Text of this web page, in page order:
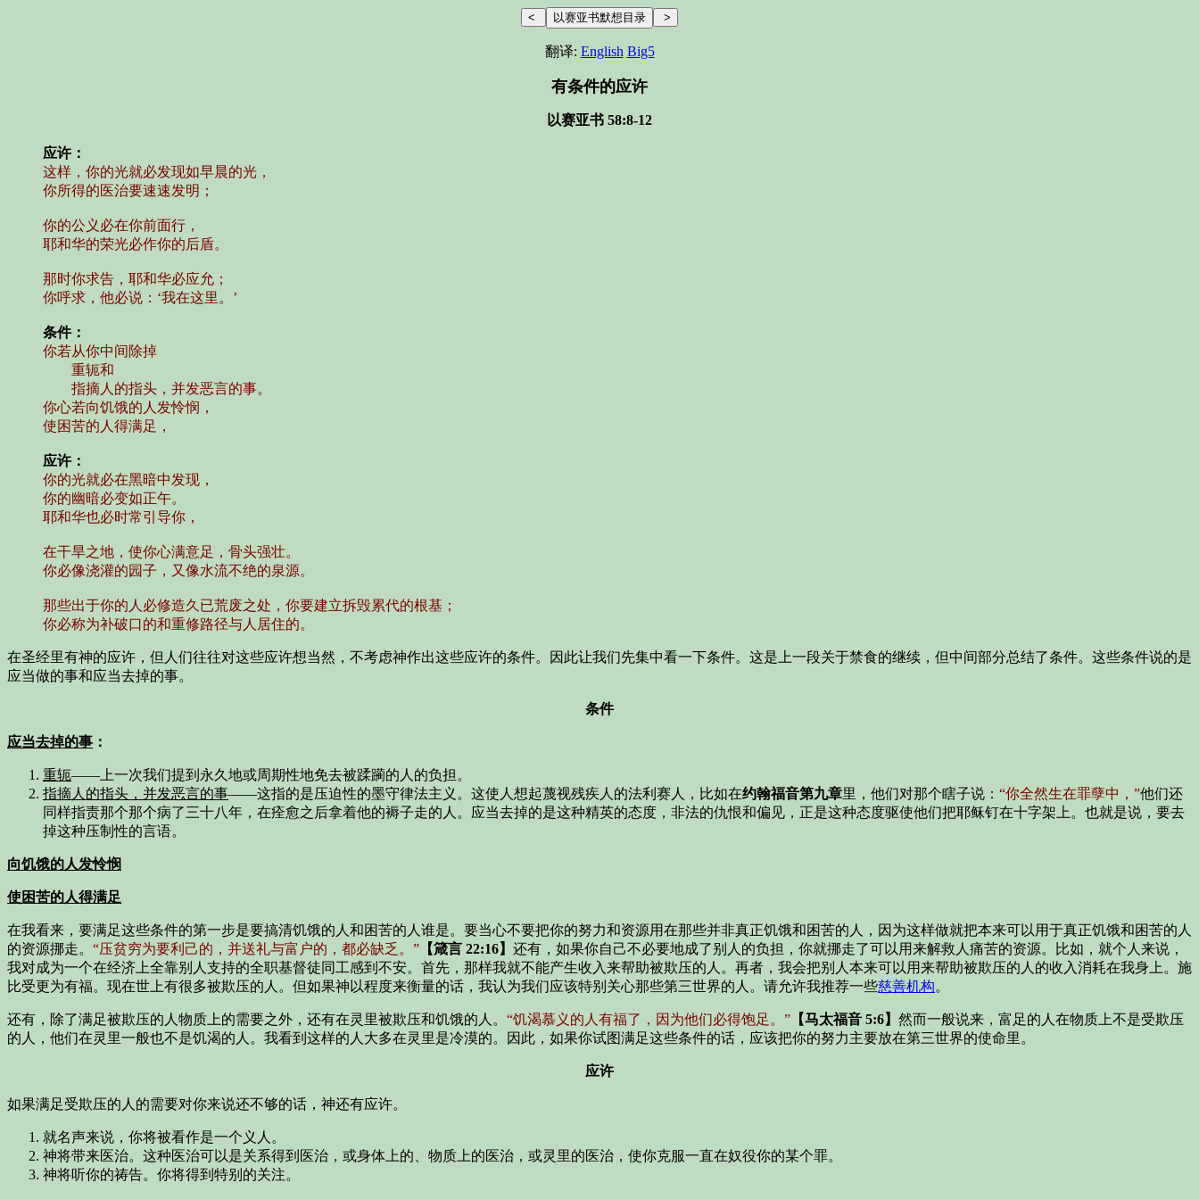
翻译: English Big5
有条件的应许
以赛亚书 58:8-12
应许：
这样，你的光就必发现如早晨的光，
你所得的医治要速速发明；
你的公义必在你前面行，
耶和华的荣光必作你的后盾。
那时你求告，耶和华必应允；
你呼求，他必说：‘我在这里。’
条件：
你若从你中间除掉
重轭和
指摘人的指头，并发恶言的事。
你心若向饥饿的人发怜悯，
使困苦的人得满足，
应许：
你的光就必在黑暗中发现，
你的幽暗必变如正午。
耶和华也必时常引导你，
在干旱之地，使你心满意足，骨头强壮。
你必像浇灌的园子，又像水流不绝的泉源。
那些出于你的人必修造久已荒废之处，你要建立拆毁累代的根基；
你必称为补破口的和重修路径与人居住的。
在圣经里有神的应许，但人们往往对这些应许想当然，不考虑神作出这些应许的条件。因此让我们先集中看一下条件。这是上一段关于禁食的继续，但中间部分总结了条件。这些条件说的是
应当做的事和应当去掉的事。
条件
应当去掉的事 ：
重轭——上一次我们提到永久地或周期性地免去被蹂躏的人的负担。
指摘人的指头，并发恶言的事——这指的是压迫性的墨守律法主义。这使人想起蔑视残疾人的法利赛人，比如在约翰福音第九章里，他们对那个瞎子说： “你全然生在罪孽中，”他们还
同样指责那个那个病了三十八年，在痊愈之后拿着他的褥子走的人。应当去掉的是这种精英的态度，非法的仇恨和偏见，正是这种态度驱使他们把耶稣钉在十字架上。也就是说，要去
掉这种压制性的言语。
向饥饿的人发怜悯
使困苦的人得满足
在我看来，要满足这些条件的第一步是要搞清饥饿的人和困苦的人谁是。要当心不要把你的努力和资源用在那些并非真正饥饿和困苦的人，因为这样做就把本来可以用于真正饥饿和困苦的人
的资源挪走。 “压贫穷为要利己的，并送礼与富户的，都必缺乏。” 【箴言 22:16】 还有，如果你自己不必要地成了别人的负担，你就挪走了可以用来解救人痛苦的资源。比如，就个人来说，
我对成为一个在经济上全靠别人支持的全职基督徒同工感到不安。首先，那样我就不能产生收入来帮助被欺压的人。再者，我会把别人本来可以用来帮助被欺压的人的收入消耗在我身上。施
比受更为有福。现在世上有很多被欺压的人。但如果神以程度来衡量的话，我认为我们应该特别关心那些第三世界的人。请允许我推荐一些慈善机构。
还有，除了满足被欺压的人物质上的需要之外，还有在灵里被欺压和饥饿的人。 “饥渴慕义的人有福了，因为他们必得饱足。” 【马太福音 5:6】 然而一般说来，富足的人在物质上不是受欺压
的人，他们在灵里一般也不是饥渴的人。我看到这样的人大多在灵里是冷漠的。因此，如果你试图满足这些条件的话，应该把你的努力主要放在第三世界的使命里。
应许
如果满足受欺压的人的需要对你来说还不够的话，神还有应许。
就名声来说，你将被看作是一个义人。
神将带来医治。这种医治可以是关系得到医治，或身体上的、物质上的医治，或灵里的医治，使你克服一直在奴役你的某个罪。
神将听你的祷告。你将得到特别的关注。